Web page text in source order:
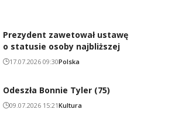
Prezydent zawetował ustawę
o statusie osoby najbliższej
17.07.2026 09:30Polska
Odeszła Bonnie Tyler (75)
09.07.2026 15:21Kultura